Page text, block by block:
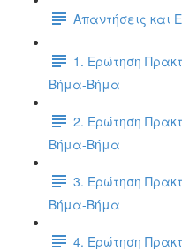
Απαντήσεις και
1. Ερώτηση
Βήμα-Βήμα
2. Ερώτηση
Βήμα-Βήμα
3. Ερώτηση
Βήμα-Βήμα
4. Ερώτηση